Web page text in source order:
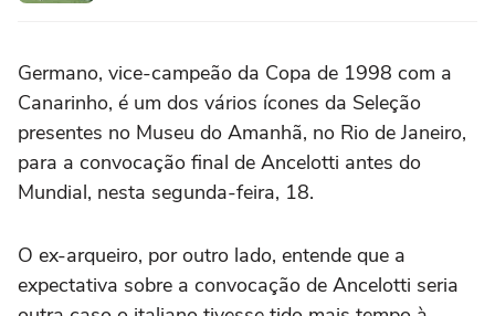
Germano, vice-campeão da Copa de 1998 com a
Canarinho, é um dos vários ícones da Seleção
presentes no Museu do Amanhã, no Rio de Janeiro,
para a convocação final de Ancelotti antes do
Mundial, nesta segunda-feira, 18.
O ex-arqueiro, por outro lado, entende que a
expectativa sobre a convocação de Ancelotti seria